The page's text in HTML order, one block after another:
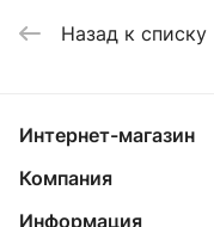
Назад к списку
Интернет-магазин
Компания
Информация